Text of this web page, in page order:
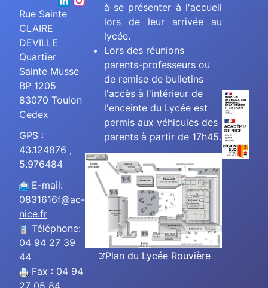
Rue Sainte
CLAIRE
DEVILLE
Quartier
Sainte Musse
BP 1205
83070 Toulon
Cedex
GPS :
43.124876 ,
5.976484
E-mail:
0831616f@ac-
nice.fr
Téléphone:
04 94 27 39
44
Fax : 04 94
27 05 84
à se présenter à l'accueil
lors de leur arrivée au
lycée.
Lors des réunions
parents-professeurs ou
de remise de bulletins
l'accès à l'intérieur de
l'enceinte du Lycée est
permis aux véhicules des
parents à partir de 17h45.
Plan du Lycée Rouvière